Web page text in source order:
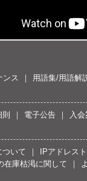
ンス 用語集/用語解
電子公告 入
ついて
IPアドレス
在庫枯渇に関して